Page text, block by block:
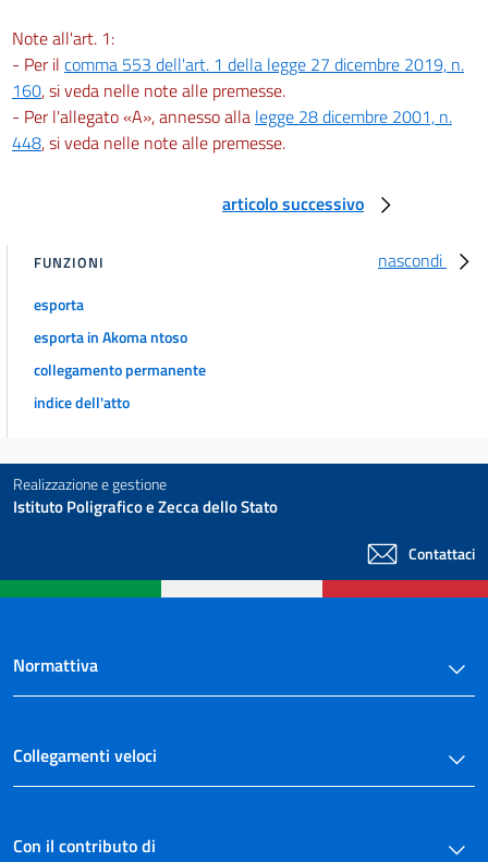
Note all'art. 1:
- Per il comma 553 dell'art. 1 della legge 27 dicembre 2019, n.
160, si veda nelle note alle premesse.
- Per l'allegato «A», annesso alla legge 28 dicembre 2001, n.
448, si veda nelle note alle premesse.
articolo successivo
nascondi
FUNZIONI
esporta
esporta in Akoma ntoso
collegamento permanente
indice dell'atto
Realizzazione e gestione
Istituto Poligrafico e Zecca dello Stato
Contattaci
Normattiva
Collegamenti veloci
Con il contributo di